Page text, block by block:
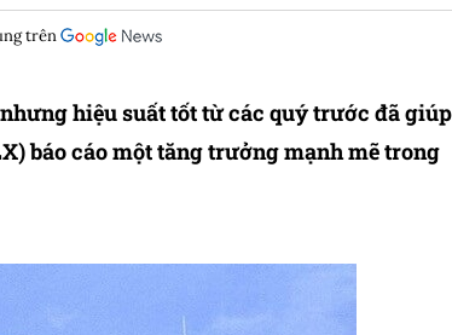
trên
hiệu suất tốt từ các quý trước đã giúp
báo cáo một tăng trưởng mạnh mẽ trong